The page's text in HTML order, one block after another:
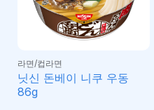
라면/컵라면
닛신 돈베이 니쿠 우동
86g